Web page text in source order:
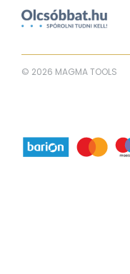
© 2026 MAGMA TOOLS